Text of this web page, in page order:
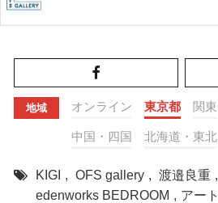
地域 オンライン 東京都 関東
中国・四国 北海道・東北
KIGI , OFS gallery , 渡邉良重 ,
edenworks BEDROOM , アート